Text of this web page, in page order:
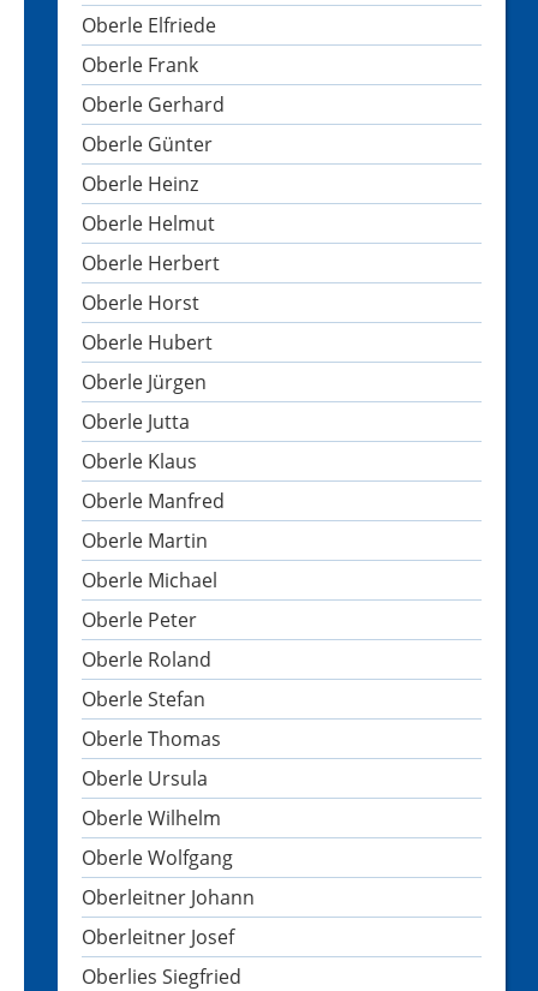
Oberle Elfriede
Oberle Frank
Oberle Gerhard
Oberle Günter
Oberle Heinz
Oberle Helmut
Oberle Herbert
Oberle Horst
Oberle Hubert
Oberle Jürgen
Oberle Jutta
Oberle Klaus
Oberle Manfred
Oberle Martin
Oberle Michael
Oberle Peter
Oberle Roland
Oberle Stefan
Oberle Thomas
Oberle Ursula
Oberle Wilhelm
Oberle Wolfgang
Oberleitner Johann
Oberleitner Josef
Oberlies Siegfried